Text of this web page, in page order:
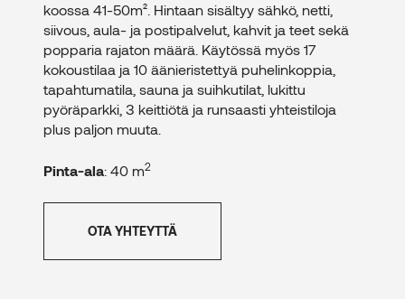
koossa 41-50m². Hintaan sisältyy sähkö, netti,
siivous, aula- ja postipalvelut, kahvit ja teet sekä
popparia rajaton määrä. Käytössä myös 17
kokoustilaa ja 10 äänieristettyä puhelinkoppia,
tapahtumatila, sauna ja suihkutilat, lukittu
pyöräparkki, 3 keittiötä ja runsaasti yhteistiloja
plus paljon muuta.
Pinta-ala: 40 m2
OTA YHTEYTTÄ